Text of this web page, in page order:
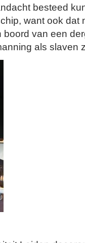
besteed
want ook dat
van een
als slaven